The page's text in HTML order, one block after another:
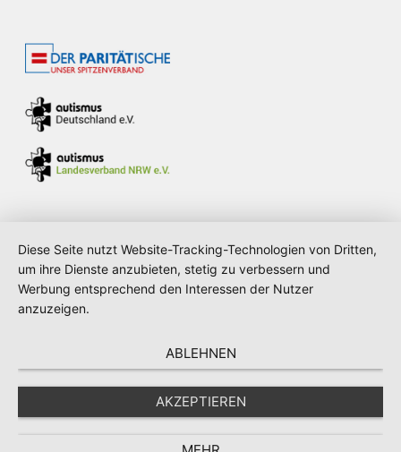
Verwendung von Cookies: Um unsere
Webseite für Sie optimal zu gestalten und
verwenden wir Cookies. Durch die weitere
Nutzung der Webseite stimmen Sie der
Verwendung von Cookies zu. Weitere
Informationen zu Cookies erhalten Sie in
Diese Seite nutzt Website-Tracking-Technologien von Dritten,
um ihre Dienste anzubieten, stetig zu verbessern und
Werbung entsprechend den Interessen der Nutzer
anzuzeigen.
ABLEHNEN
AKZEPTIEREN